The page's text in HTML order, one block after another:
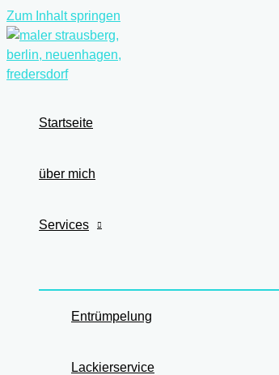
Zum Inhalt springen
Startseite
über mich
Services
Entrümpelung
Lackierservice